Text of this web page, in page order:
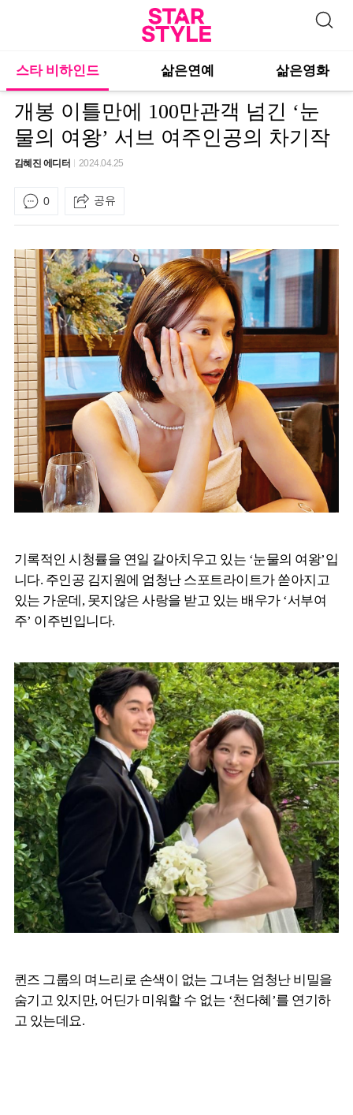
스타 비하인드 삶은연예 삶은영화
개봉 이틀만에 100만관객 넘긴 ‘눈
물의 여왕’ 서브 여주인공의 차기작
김혜진 에디터 2024.04.25
0 공유
기록적인 시청률을 연일 갈아치우고 있는 ‘눈물의 여왕’입
니다. 주인공 김지원에 엄청난 스포트라이트가 쏟아지고
있는 가운데, 못지않은 사랑을 받고 있는 배우가 ‘서부여
주’ 이주빈입니다.
퀸즈 그룹의 며느리로 손색이 없는 그녀는 엄청난 비밀을
숨기고 있지만, 어딘가 미워할 수 없는 ‘천다혜’를 연기하
고 있는데요.